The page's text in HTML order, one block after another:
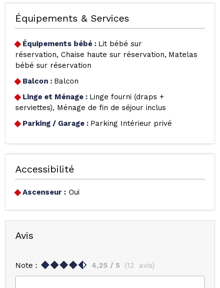
Équipements & Services
Équipements bébé : Lit bébé sur
réservation Chaise haute sur réservation Matelas
bébé sur réservation
Balcon : Balcon
Linge et Ménage : Linge fourni (draps +
serviettes)
Ménage de fin de séjour inclus
Parking / Garage : Parking Intérieur privé
Accessibilité
Ascenseur : Oui
Avis
Note : 4,25 / 5 (12 avis)